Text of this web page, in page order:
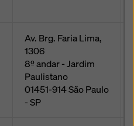
Av. Brg. Faria Lima,
1306
8º andar - Jardim
Paulistano
01451-914São Paulo
- SP